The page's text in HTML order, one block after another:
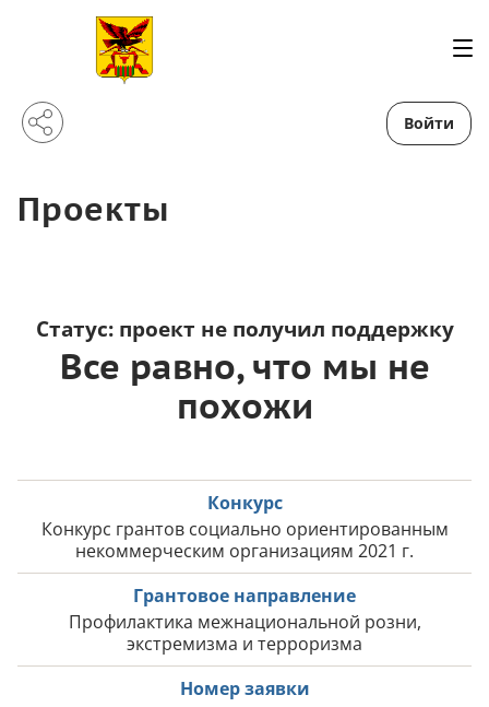
Войти
Проекты
Статус: проект не получил поддержку
Все равно, что мы не
похожи
Конкурс
Конкурс грантов социально ориентированным
некоммерческим организациям 2021 г.
Грантовое направление
Профилактика межнациональной розни,
экстремизма и терроризма
Номер заявки